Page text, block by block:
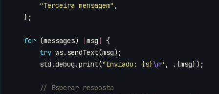
"Terceira mensagem" ,
};
for (messages) |msg |
{
try ws. sendText(msg);
std .debug .print("Enviado: {s}\n" , .{msg});